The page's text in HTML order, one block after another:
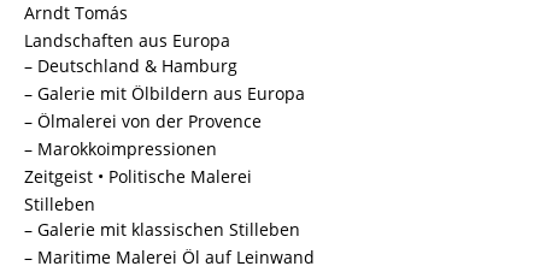
Arndt Tomás
Landschaften aus Europa
– Deutschland & Hamburg
– Galerie mit Ölbildern aus Europa
– Ölmalerei von der Provence
– Marokkoimpressionen
Zeitgeist • Politische Malerei
Stilleben
– Galerie mit klassischen Stilleben
– Maritime Malerei Öl auf Leinwand